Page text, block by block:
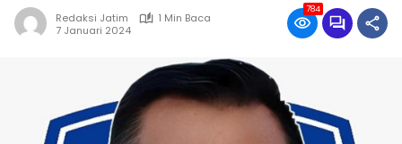
Redaksi Jatim
1 Min Baca
7 Januari 2024
784